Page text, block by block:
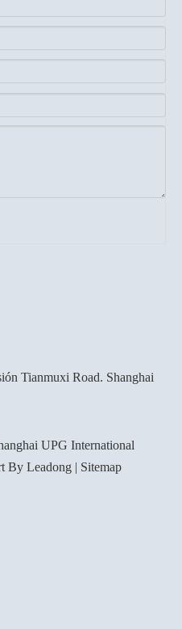
Tianmuxi Road. Shanghai
UPG International
By Leadong| Sitemap